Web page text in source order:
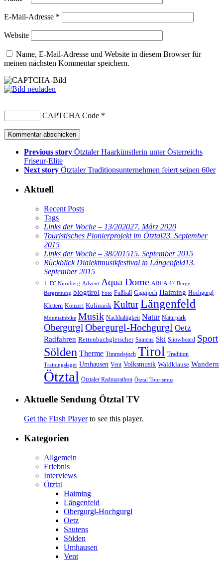
E-Mail-Adresse *
Website
Name, E-Mail-Adresse und Website in diesem Browser für
meinen nächsten Kommentar speichern.
CAPTCHA Code *
Previous story Ötztaler Haarkünstlerin unter Österreichs
Friseur-Elite
Next story Ötztaler Traditionsunternehmen feiert seinen 60er
Aktuell
Recent Posts
Tags
Links der Woche – 13/202027. März 2020
Touristisches Pionierprojekt im Ötztal23. September
2015
Links der Woche – 38/201515. September 2015
Rückblick Dialektmusikfestival in Längenfeld13.
September 2015
1. FC Nürnberg Advent Aqua Dome AREA 47 Berge
Bergrettung blogtirol Foto Fußball Giggijoch Haiming Hochgurgl
Klettern Konzert Kulinarik KulturLängenfeld
Mountainbike Musik Nachhaltigkeit Natur Naturpark
Obergurgl Obergurgl-Hochgurgl Oetz
Radfahren Rettenbachgletscher Sautens Ski Snowboard Sport
Sölden Therme Timmelsjoch Tirol Tradition
Trainingslager Umhausen Vent Volksmusik Waldklause Wandern
Ötztal Ötztaler Radmarathon Ötztal Tourismus
Aktuelle Sendung Ötztal TV
Get the Flash Playerto see this player.
Kategorien
Allgemein
Erlebnis
Interviews
Ötztal
Haiming
Längenfeld
Obergurgl-Hochgurgl
Oetz
Sautens
Sölden
Umhausen
Vent